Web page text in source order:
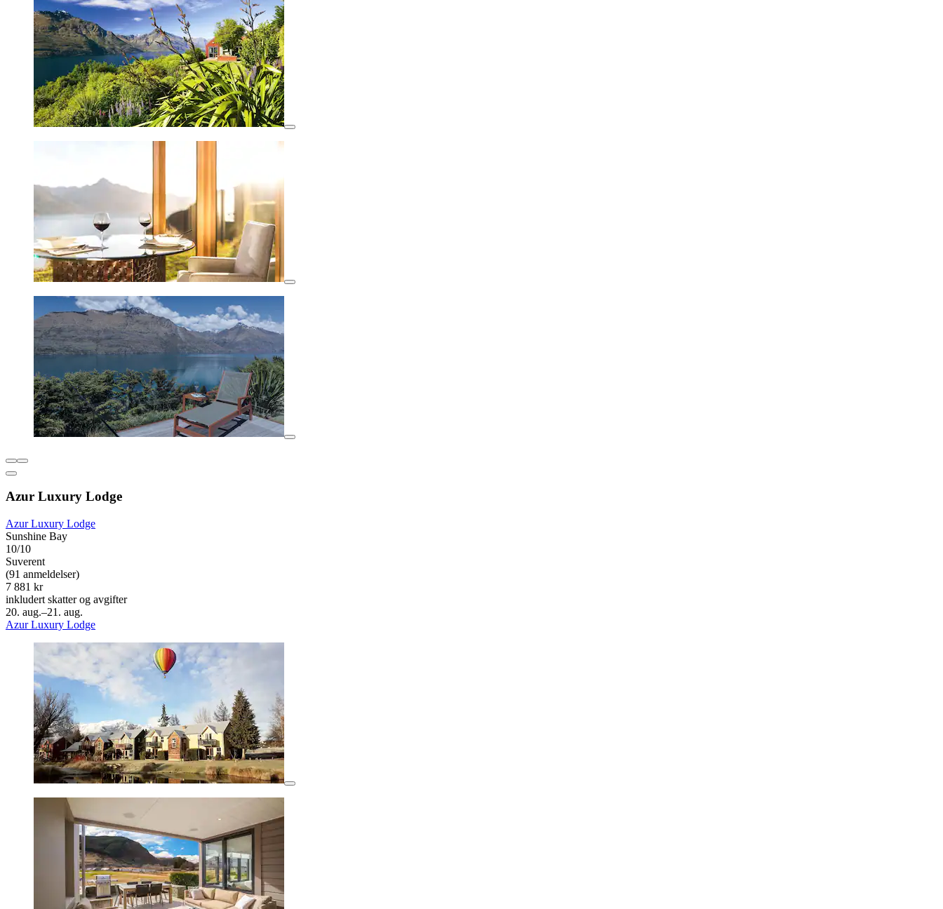
Azur Luxury Lodge
Azur Luxury Lodge
Sunshine Bay
10/10
Suverent
(91 anmeldelser)
7 881 kr
inkludert skatter og avgifter
20. aug.–21. aug.
Azur Luxury Lodge